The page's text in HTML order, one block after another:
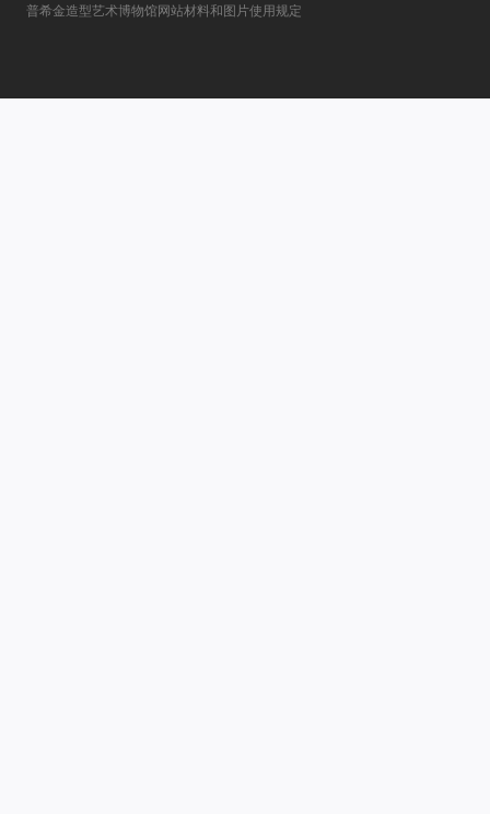
普希金造型艺术博物馆网站材料和图片使用规定